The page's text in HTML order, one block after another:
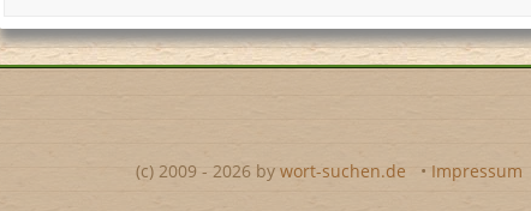
(c) 2009 - 2026 by wort-suchen.de • Impressum